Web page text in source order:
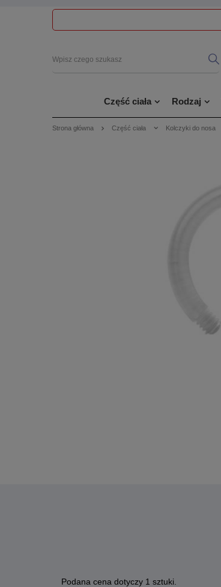
Część ciała Rodzaj
Strona główna Część ciała Kolczyki do nosa
Podana cena dotyczy 1 sztuki.